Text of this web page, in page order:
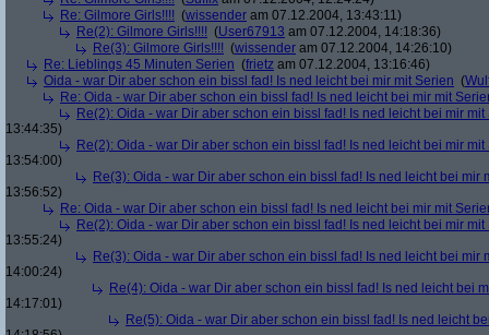
Re: Gilmore Girls!!!! (wissender am 07.12.2004, 13:43:11)
Re(2): Gilmore Girls!!!! (User67913 am 07.12.2004, 14:18:36)
Re(3): Gilmore Girls!!!! (wissender am 07.12.2004, 14:26:10)
Re: Lieblings 45 Minuten Serien (frietz am 07.12.2004, 13:16:46)
Oida - war Dir aber schon ein bissl fad! Is ned leicht bei mir mit Serien (
Re: Oida - war Dir aber schon ein bissl fad! Is ned leicht bei mir mit
Re(2): Oida - war Dir aber schon ein bissl fad! Is ned leicht bei mir mit
13:44:35)
Re(2): Oida - war Dir aber schon ein bissl fad! Is ned leicht bei mir mit
13:54:00)
Re(3): Oida - war Dir aber schon ein bissl fad! Is ned leicht bei mir
13:56:52)
Re: Oida - war Dir aber schon ein bissl fad! Is ned leicht bei mir mit
Re(2): Oida - war Dir aber schon ein bissl fad! Is ned leicht bei mir mit
13:55:24)
Re(3): Oida - war Dir aber schon ein bissl fad! Is ned leicht bei mir
14:00:24)
Re(4): Oida - war Dir aber schon ein bissl fad! Is ned leicht bei
14:17:01)
Re(5): Oida - war Dir aber schon ein bissl fad! Is ned leicht